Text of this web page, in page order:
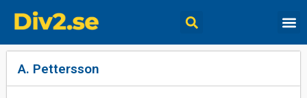
A. Pettersson